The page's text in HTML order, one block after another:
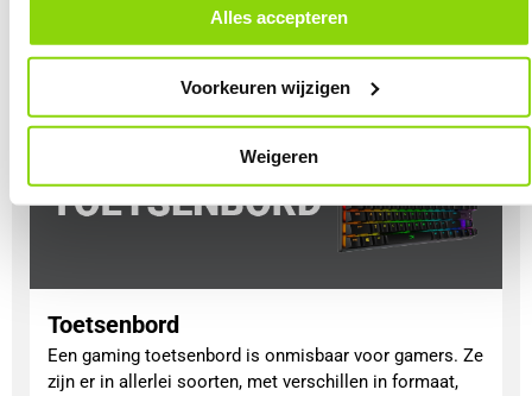
door in de footer van onze website te klikken op ‘Cookievoorkeuren’
Alles accepteren
Voorkeuren wijzigen
Weigeren
moederborden |
| Top 5 Intel
moederborden |
Toetsenbord
Een gaming toetsenbord is onmisbaar voor gamers. Ze
zijn er in allerlei soorten, met verschillen in formaat,